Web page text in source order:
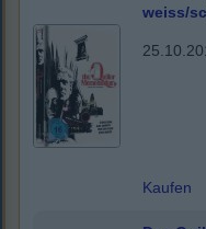
weiss/
Kaufen